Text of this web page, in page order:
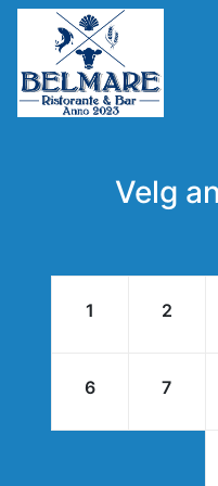
Velg
1 2
6 7